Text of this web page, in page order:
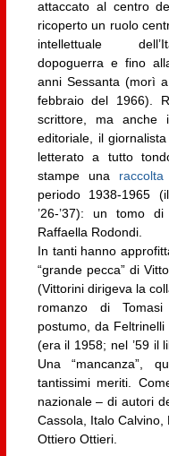
attaccato al centro
ricoperto un ruolo
intellettuale
dopoguerra e fino
anni Sessanta (morì
febbraio del 1966).
scrittore, ma anche
editoriale, il
letterato a tutto
stampe una
periodo 1938-1965
’26-’37): un tomo
Raffaella Rodondi.
In tanti hanno
“grande pecca” di
(Vittorini dirigeva la
romanzo di
postumo, da
(era il 1958; nel ’59 il
Una “mancanza”,
tantissimi meriti.
nazionale – di autori
Cassola, Italo Calvino,
Ottiero Ottieri.